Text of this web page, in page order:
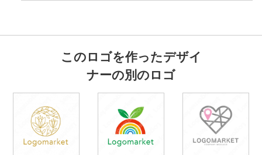
このロゴを作ったデザイ
ナーの別のロゴ